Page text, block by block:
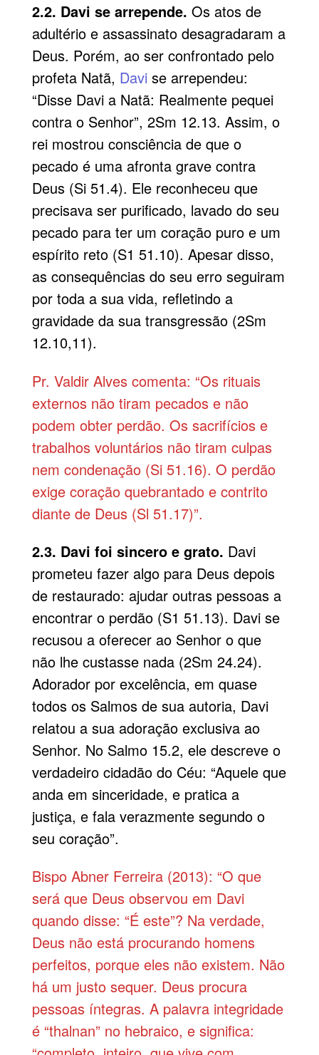
2.2. Davi se arrepende. Os atos de
adultério e assassinato desagradaram a
Deus. Porém, ao ser confrontado pelo
profeta Natã, Davise arrependeu:
“Disse Davi a Natã: Realmente pequei
contra o Senhor”, 2Sm 12.13. Assim, o
rei mostrou consciência de que o
pecado é uma afronta grave contra
Deus (Si 51.4). Ele reconheceu que
precisava ser purificado, lavado do seu
pecado para ter um coração puro e um
espírito reto (S1 51.10). Apesar disso,
as consequências do seu erro seguiram
por toda a sua vida, refletindo a
gravidade da sua transgressão (2Sm
12.10,11).
Pr. Valdir Alves comenta: “Os rituais
externos não tiram pecados e não
podem obter perdão. Os sacrifícios e
trabalhos voluntários não tiram culpas
nem condenação (Si 51.16). O perdão
exige coração quebrantado e contrito
diante de Deus (Sl 51.17)”.
2.3. Davi foi sincero e grato. Davi
prometeu fazer algo para Deus depois
de restaurado: ajudar outras pessoas a
encontrar o perdão (S1 51.13). Davi se
recusou a oferecer ao Senhor o que
não lhe custasse nada (2Sm 24.24).
Adorador por excelência, em quase
todos os Salmos de sua autoria, Davi
relatou a sua adoração exclusiva ao
Senhor. No Salmo 15.2, ele descreve o
verdadeiro cidadão do Céu: “Aquele que
anda em sinceridade, e pratica a
justiça, e fala verazmente segundo o
seu coração”.
Bispo Abner Ferreira (2013): “O que
será que Deus observou em Davi
quando disse: “É este”? Na verdade,
Deus não está procurando homens
perfeitos, porque eles não existem. Não
há um justo sequer. Deus procura
pessoas íntegras. A palavra integridade
é “thalnan” no hebraico, e significa: